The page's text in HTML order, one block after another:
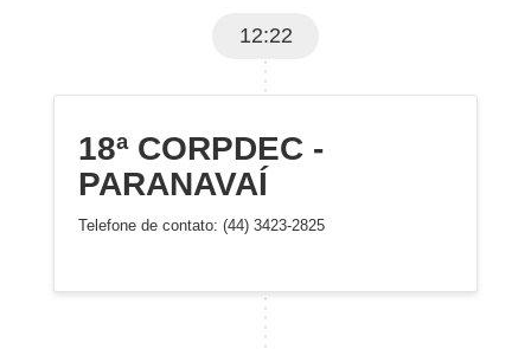
12:22
18ª CORPDEC -
PARANAVAÍ
Telefone de contato: (44) 3423-2825